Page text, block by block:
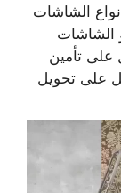
الشاشات
الشاشات
على تأمين
على تحويل